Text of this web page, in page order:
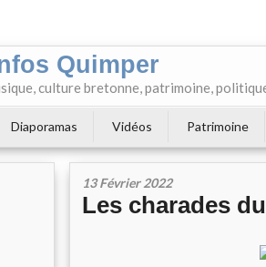
Quimper
culture bretonne, patrimoine,
Diaporamas Vidéos Patrimoine
13 Février 2022
Les charades